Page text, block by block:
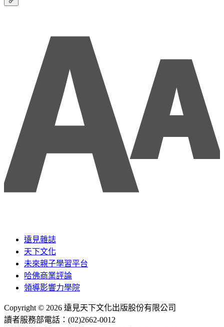
遠見雜誌
天下文化
未來親子學習平台
哈佛商業評論
領導影響力學院
Copyright © 2026 遠見天下文化出版股份有限公司
讀者服務部電話：(02)2662-0012